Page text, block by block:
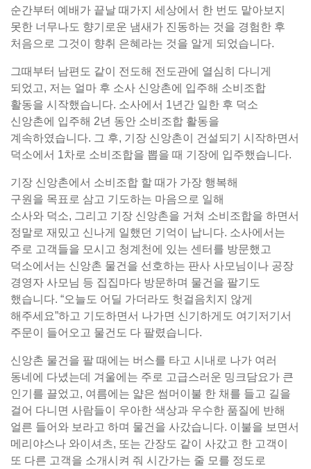
순간부터 예배가 끝날 때가지 세상에서 한 번도 맡아보지
못한 너무나도 향기로운 냄새가 진동하는 것을 경험한 후
처음으로 그것이 향취 은혜라는 것을 알게 되었습니다.
그때부터 남편도 같이 전도해 전도관에 열심히 다니게
되었고, 저는 얼마 후 소사 신앙촌에 입주해 소비조합
활동을 시작했습니다. 소사에서 1년간 일한 후 덕소
신앙촌에 입주해 2년 동안 소비조합 활동을
계속하였습니다. 그 후, 기장 신앙촌이 건설되기 시작하면서
덕소에서 1차로 소비조합을 뽑을 때 기장에 입주했습니다.
기장 신앙촌에서 소비조합 할 때가 가장 행복해
구원을 목표로 삼고 기도하는 마음으로 일해
소사와 덕소, 그리고 기장 신앙촌을 거쳐 소비조합을 하면서
정말로 재밌고 신나게 일했던 기억이 납니다. 소사에서는
주로 고객들을 모시고 청계천에 있는 센터를 방문했고
덕소에서는 신앙촌 물건을 선호하는 판사 사모님이나 공장
경영자 사모님 등 집집마다 방문하며 물건을 팔기도
했습니다. “오늘도 어딜 가더라도 헛걸음치지 않게
해주세요”하고 기도하면서 나가면 신기하게도 여기저기서
주문이 들어오고 물건도 다 팔렸습니다.
신앙촌 물건을 팔 때에는 버스를 타고 시내로 나가 여러
동네에 다녔는데 겨울에는 주로 고급스러운 밍크담요가 큰
인기를 끌었고, 여름에는 얇은 썸머이불 한 채를 들고 길을
걸어 다니면 사람들이 우아한 색상과 우수한 품질에 반해
얼른 들어와 보라고 하며 물건을 사갔습니다. 이불을 보면서
메리야스나 와이셔츠, 또는 간장도 같이 사갔고 한 고객이
또 다른 고객을 소개시켜 줘 시간가는 줄 모를 정도로